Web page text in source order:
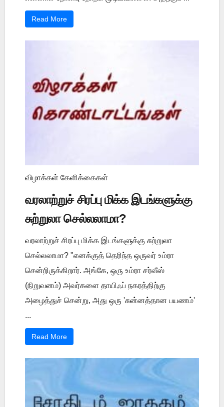
Read More
விழாக்கள் கேளிக்கைகள்
வரலாற்றுச் சிரப்பு மிக்க இடங்களுக்கு
சுற்றுலா செல்லலாமா?
வரலாற்றுச் சிரப்பு மிக்க இடங்களுக்கு சுற்றுலா
செல்லலாமா? "எனக்குத் தெரிந்த ஒருவர் உம்ரா
சென்றிருக்கிறார். அங்கே, ஒரு உம்ரா சர்வீஸ்
(நிறுவனம்) அவர்களை தாயிஃப் நகரத்திற்கு
அழைத்துச் சென்று, அது ஒரு 'சுன்னத்தான பயணம்'
...
Read More